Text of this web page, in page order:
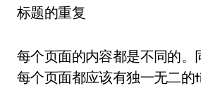
标题的重复
每个页面的内容都是不同的。
每个页面都应该有独一无二的